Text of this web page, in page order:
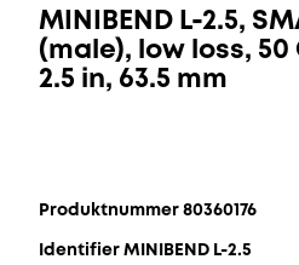
MINIBEND L-2.5,
(male), low loss, 50
2.5 in, 63.5 mm
Produktnummer 80360176
Identifier MINIBEND L-2.5